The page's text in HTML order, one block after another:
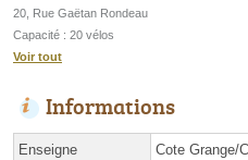
20, Rue Gaëtan Rondeau
Capacité : 20 vélos
Voir tout
Informations
Enseigne Cote Grange/